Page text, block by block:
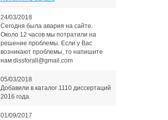
24/03/2018
Сегодня была авария на сайте.
Около 12 часов мы потратили на
решение проблемы. Если у Вас
возникают проблемы, то напишите
нам dissforall@gmail.com
05/03/2018
Добавили в каталог 1110 диссертаций
2016 года.
01/09/2017